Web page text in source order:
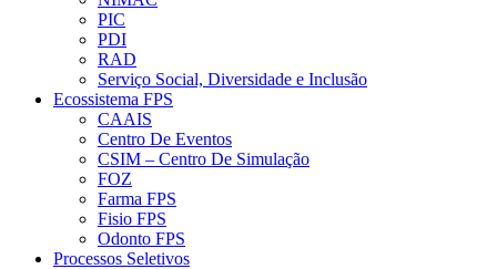
PIC
PDI
RAD
Serviço Social, Diversidade e Inclusão
Ecossistema FPS
CAAIS
Centro De Eventos
CSIM – Centro De Simulação
FOZ
Farma FPS
Fisio FPS
Odonto FPS
Processos Seletivos